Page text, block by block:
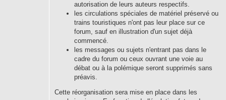
autorisation de leurs auteurs respectifs.
les circulations spéciales de matériel préservé ou
trains touristiques n'ont pas leur place sur ce
forum, sauf en illustration d'un sujet déjà
commencé.
les messages ou sujets n'entrant pas dans le
cadre du forum ou ceux ouvrant une voie au
débat ou à la polémique seront supprimés sans
préavis.
Cette réorganisation sera mise en place dans les